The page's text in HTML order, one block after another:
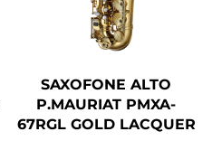
SAXOFONE ALTO
P.MAURIAT PMXA-
67RGL GOLD LACQUER